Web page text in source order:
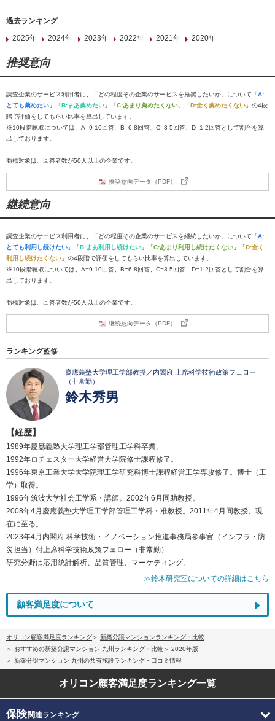
過去ランキング
2025年
2024年 2023年 2022年 2021年 2020年
推奨意向
調査企業のサービス利用者に、「どの程度その企業のサービスを推奨したいか」について「A:
とても薦めたい 」「B:まあ薦めたい 」「C:あまり薦めたくない 」「D:全く薦めたくない 」の4段
階で評価をしてもらい比率を算出しています。
※10段階聴取については、A=9-10回答、B=6-8回答、C=3-5回答、D=1-2回答として割合を算
出しております。
商標対象は、回答者数が50人以上の企業です。
推奨意向データ（PDF）
継続意向
調査企業のサービス利用者に、「どの程度その企業のサービスを継続したいか」について「A:
とても利用し続けたい 」「B:まあ利用し続けたい 」「C:あまり利用し続けたくない 」「D:全く
利用し続けたくない 」の4段階で評価をしてもらい比率を算出しています。
※10段階聴取については、A=9-10回答、B=6-8回答、C=3-5回答、D=1-2回答として割合を算
出しております。
商標対象は、回答者数が50人以上の企業です。
継続意向データ（PDF）
ランキング監修
慶應義塾大学理工学部教授／内閣府 上席科学技術政策フェロー
（非常勤）
鈴木秀男
【経歴】
1989年慶應義塾大学理工学部管理工学科卒業。
1992年ロチェスター大学経営大学院修士課程修了。
1996年東京工業大学大学院理工学研究科博士課程経営工学専攻修了。博士（工
学）取得。
1996年筑波大学社会工学系・講師。2002年6月同助教授。
2008年4月慶應義塾大学理工学部管理工学科・准教授。2011年4月同教授、現
在に至る。
2023年4月内閣府 科学技術・イノベーション推進事務局参事官（インフラ・防
災担当）付上席科学技術政策フェロー（非常勤）
研究分野は応用統計解析、品質管理、マーケティング。
≫鈴木研究室についての詳細はこちら
顧客満足度について
オリコン顧客満足度ランキング
新築分譲マンションランキング・比較
おすすめの新築分譲マンション 九州ランキング・比較
2020年版
新築分譲マンション 九州の共有施設ランキング・口コミ情報
オリコン顧客満足度ランキング一覧
保険関連ランキング